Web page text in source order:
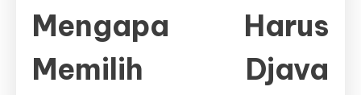
Mengapa Harus
Memilih Djava